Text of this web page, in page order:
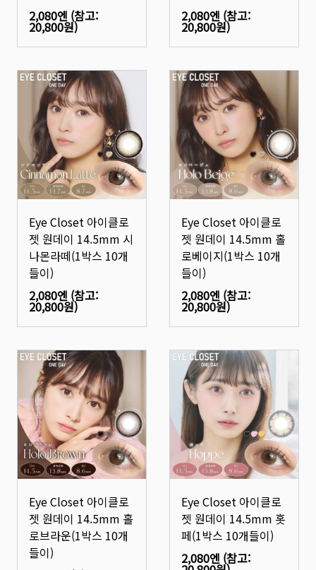
2,080엔 (참고:
20,800원)
2,080엔 (참고:
20,800원)
Eye Closet 아이클로
젯 원데이 14.5mm 시
나몬라떼(1박스 10개
들이)
2,080엔 (참고:
20,800원)
Eye Closet 아이클로
젯 원데이 14.5mm 홀
로베이지(1박스 10개
들이)
2,080엔 (참고:
20,800원)
Eye Closet 아이클로
젯 원데이 14.5mm 홀
로브라운(1박스 10개
들이)
Eye Closet 아이클로
젯 원데이 14.5mm 홋
페(1박스 10개들이)
2,080엔 (참고: